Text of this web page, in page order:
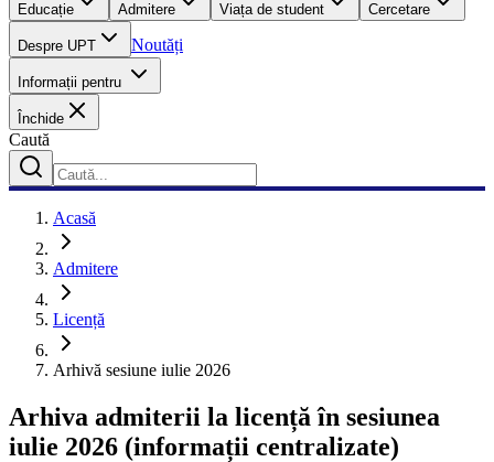
Educație Admitere Viața de student Cercetare
Despre UPT Noutăți
Informații pentru
Închide
Caută
Acasă
Admitere
Licență
Arhivă sesiune iulie 2026
Arhiva admiterii la licență în sesiunea
iulie 2026 (informații centralizate)